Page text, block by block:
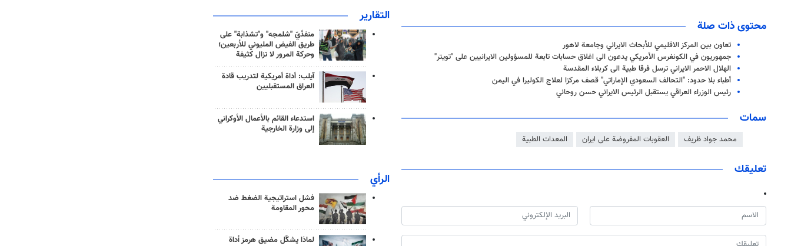
محتوى ذات صلة
تعاون بين المركز الاقليمي للأبحاث الايراني وجامعة لاهور
جمهوريون في الكونغرس الأمريكي يدعون الى اغلاق حسابات تابعة للمسؤولين الايرانيين على "تويتر"
الهلال الاحمر الايراني ترسل فرقا طبية الى كربلاء المقدسة
أطباء بلا حدود: "التحالف السعودي الإماراتي" قصف مركزا لعلاج الكوليرا في اليمن
رئيس الوزراء العراقي يستقبل الرئيس الايراني حسن روحاني
سمات
محمد جواد ظريف العقوبات المفروضة على ايران المعدات الطبية
تعليقك
التقارير
منفذَيّ "شلمجه" و"تشذابة" على
طريق الفيض المليوني للأربعين؛
وحركة المرور لا تزال كثيفة
آيلب: أداة أمريكية لتدريب قادة
العراق المستقبليين
استدعاء القائم بالأعمال الأوكراني
إلى وزارة الخارجية
الرأي
فشل استراتيجية الضغط ضد
محور المقاومة
لماذا يشكّل مضيق هرمز أداة